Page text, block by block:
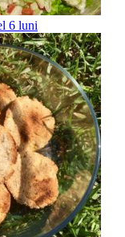
6 luni